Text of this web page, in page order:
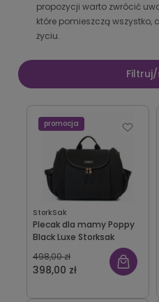
propozycji warto zwrócić
które pomieszczą wszystko,
życiu.
StorkSak
Plecak dla mamy Poppy
Black Luxe Storksak
398,00 zł
498,00 zł
promocja